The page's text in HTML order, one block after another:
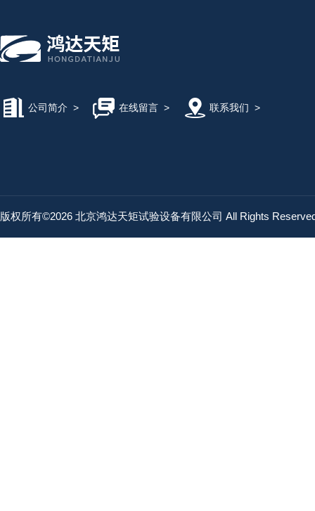
公司简介 > 在线留言> 联系我们 >
版权所有©2026 北京鸿达天矩试验设备有限公司 All Rights